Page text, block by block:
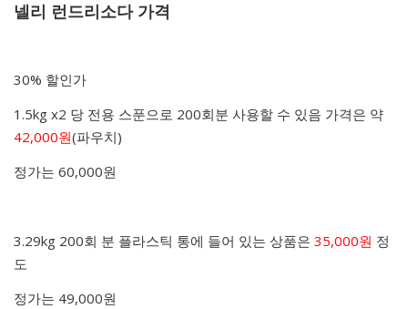
넬리 런드리소다 가격
30% 할인가
1.5kg x2 당 전용 스푼으로 200회분 사용할 수 있음 가격은 약
42,000원(파우치)
정가는 60,000원
3.29kg 200회 분 플라스틱 통에 들어 있는 상품은 35,000원 정
도
정가는 49,000원